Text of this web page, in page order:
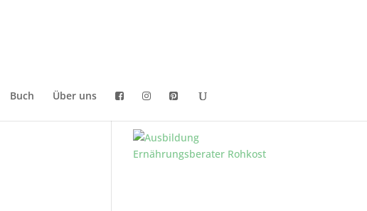
Buch Über uns